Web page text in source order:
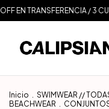
EN TRANSFERENCIA / 3
Inicio . SWIMWEAR //
BEACHWEAR .